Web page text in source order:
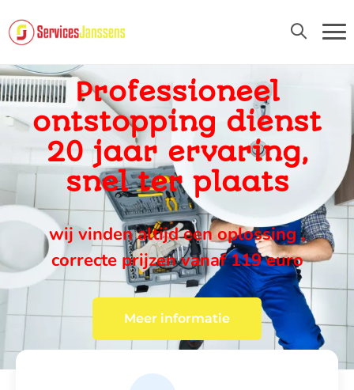
Professioneel
ontstopping dienst
20 jaar ervaring,
snel ter plaats
wij vinden altijd een oplossing ,
correcte prijzen vanaf 119 euro
Meer informatie